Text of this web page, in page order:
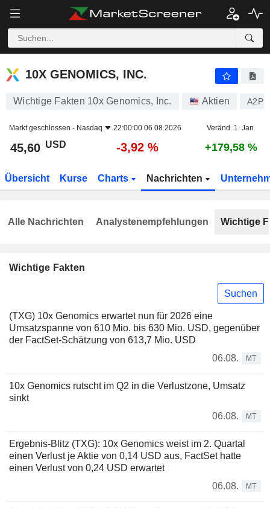
10X GENOMICS, INC.
10X GENOMICS, INC.
Wichtige Fakten 10x Genomics, Inc. Aktien
Markt geschlossen - Nasdaq 22:00:00 06.08.2026 Veränd. 1. Jan.
45,60 USD -3,92 % +179,58 %
Übersicht Kurse Charts Nachrichten
Wichtige Fakten
Suchen
(TXG) 10x Genomics erwartet nun für 2026 eine
Umsatzspanne von 610 Mio. bis 630 Mio. USD, gegenüber
der FactSet-Schätzung von 613,7 Mio. USD
06.08.
MT
10x Genomics rutscht im Q2 in die Verlustzone, Umsatz
sinkt
06.08.
MT
Ergebnis-Blitz (TXG): 10x Genomics weist im 2. Quartal
einen Verlust je Aktie von 0,14 USD aus, FactSet hatte
einen Verlust von 0,24 USD erwartet
06.08.
MT
Alle Nachrichten Analystenempfehlungen Wichtige